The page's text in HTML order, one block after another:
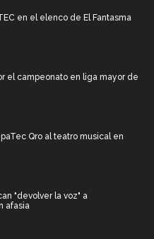
en el elenco de El Fantasma
el campeonato en liga mayor de
Qro al teatro musical en
"devolver la voz" a
afasia